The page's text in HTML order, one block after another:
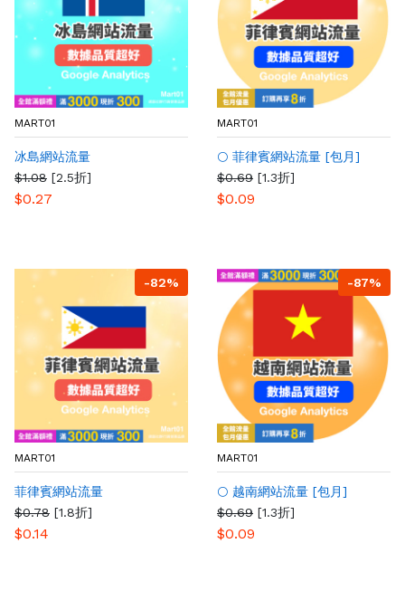
MART01
冰島網站流量
$1.08 [2.5折]
$0.27
MART01
🌕 菲律賓網站流量 [包月]
$0.69 [1.3折]
$0.09
-82%
MART01
菲律賓網站流量
$0.78 [1.8折]
$0.14
-87%
MART01
🌕 越南網站流量 [包月]
$0.69 [1.3折]
$0.09